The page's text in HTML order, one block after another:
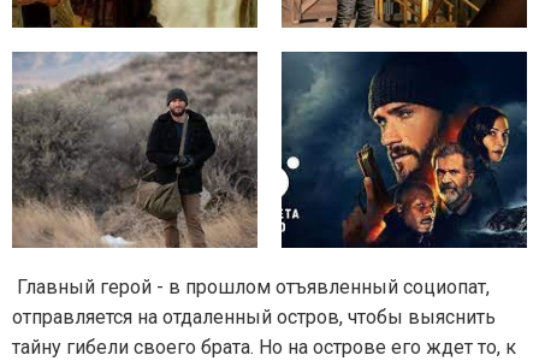
Главный герой - в прошлом отъявленный социопат,
отправляется на отдаленный остров, чтобы выяснить
тайну гибели своего брата. Но на острове его ждет то, к